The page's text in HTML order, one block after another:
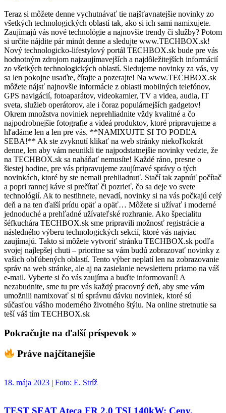
Teraz si môžete denne vychutnávať tie najšťavnatejšie novinky zo
všetkých technologických oblastí tak, ako si ich sami namixujete.
Zaujímajú vás nové technológie a najnovšie trendy či služby? Potom
si určite nájdite pár minút denne a sledujte www.TECHBOX.sk!
Nový technologicko-lifestylový portál TECHBOX.sk bude pre vás
hodnotným zdrojom najzaujímavejších a najdôležitejších informácií
zo všetkých technologických oblastí. Sledujeme novinky za vás, vy
sa len pokojne usaďte, čítajte a pozerajte! Na www.TECHBOX.sk
môžete nájsť najnovšie informácie z oblasti mobilných telefónov,
GPS navigácií, fotoaparátov, videokamier, TV a videa, audia, IT
sveta, služieb operátorov, ale i čoraz populárnejších gadgetov!
Okrem množstva noviniek neprehliadnite vždy kvalitné a čo
najpodrobnejšie fotografie a videá produktov, ktoré pripravujeme a
hľadáme len a len pre vás. **NAMIXUJTE SI TO PODĽA
SEBA!** Ak ste zvyknutí klikať na web stránky niekoľkokrát
denne, len aby vám neunikli tie najpodstatnejšie novinky vedzte, že
na TECHBOX.sk sa naháňať nemusíte! Každé ráno, presne o
šiestej hodine, pre vás pripravujeme zaujímavé správy o tých
novinkách, ktoré by ste nemali prehliadnuť. Stačí tak zapnúť počítač
a popri rannej káve si prečítať či pozrieť, čo sa deje vo svete
technológií. Ak to nestihnete, nevadí, novinky si na vás počkajú celý
deň a na ten ďalší prídu opäť a opäť… Môžete si užívať i moderné
jednoduché a prehľadné užívateľské rozhranie. Ako špecialitu
šéfkuchára TECHBOX.sk sme pripravili možnosť registrácie a
následného výberu technologických sekcií, ktoré vás najviac
zaujímajú. Takto si môžete vytvoriť stránku TECHBOX.sk podľa
svojej najlepšej chuti – prioritne sa vám budú zobrazovať novinky z
vašich obľúbených oblastí. Tento výber neplatí len na zobrazovanie
správ na web stránke, ale aj na zasielanie newsletteru priamo na váš
e-mail. Vyberte si čo vás zaujíma a buďte informovaní! A
nezabudnite, sme tu pre vás každý pracovný deň, aby sme vám
umožnili namixovať si tú správnu dávku noviniek, ktoré sú
súčasťou vášho moderného životného štýlu. Na online stretnutie sa
teší váš tím TECHBOX.sk
Pokračujte na ďalší príspevok »
Práve najčítanejšie
18. mája 2023 | Foto: E. Stríž